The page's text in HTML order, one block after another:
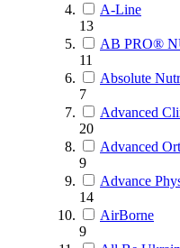
A-Line
13
AB PRO®
11
Absolute
7
Advanced
20
Advanced
9
Advance
14
AirBorne
9